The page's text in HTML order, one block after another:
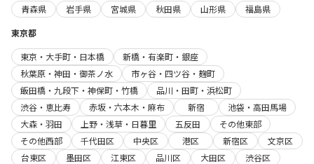
青森県
岩手県 宮城県 秋田県 山形県
福島県
東京都
東京・大手町・日本橋
新橋・有楽町・銀座
秋葉原・神田・御茶ノ水
市ヶ谷・四ツ谷・麹町
飯田橋・九段下・神保町・竹橋
品川・田町・浜松町
渋谷・恵比寿
赤坂・六本木・麻布 新宿
池袋・高田馬場
大森・羽田
上野・浅草・日暮里 五反田
その他東部
その他西部
千代田区 中央区 港区 新宿区
文京区
台東区
墨田区 江東区 品川区 大田区
渋谷区